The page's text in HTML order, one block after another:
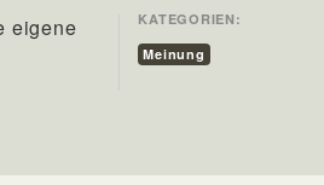
eigene
KATEGORIEN:
Meinung